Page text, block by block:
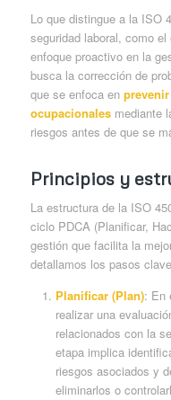
Lo que distingue a la ISO
seguridad laboral, como
enfoque proactivo en la
busca la corrección de
que se enfoca en
ocupacionalesmediante
riesgos antes de que se
Principios y
La estructura de la ISO
ciclo PDCA (Planificar,
gestión que facilita la
detallamos los pasos
Planificar (Plan): En
realizar una
relacionados con la
etapa implica
riesgos asociados y
eliminarlos o